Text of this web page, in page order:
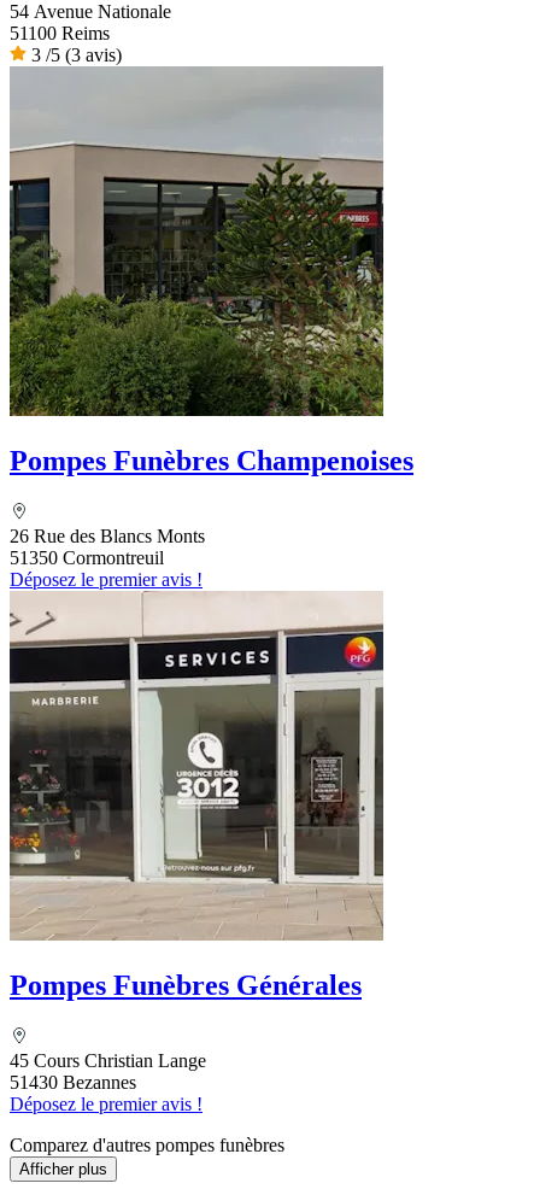
54 Avenue Nationale
51100 Reims
3 /5 (3 avis)
Pompes Funèbres Champenoises
26 Rue des Blancs Monts
51350 Cormontreuil
Déposez le premier avis !
Pompes Funèbres Générales
45 Cours Christian Lange
51430 Bezannes
Déposez le premier avis !
Comparez d'autres pompes funèbres
Afficher plus